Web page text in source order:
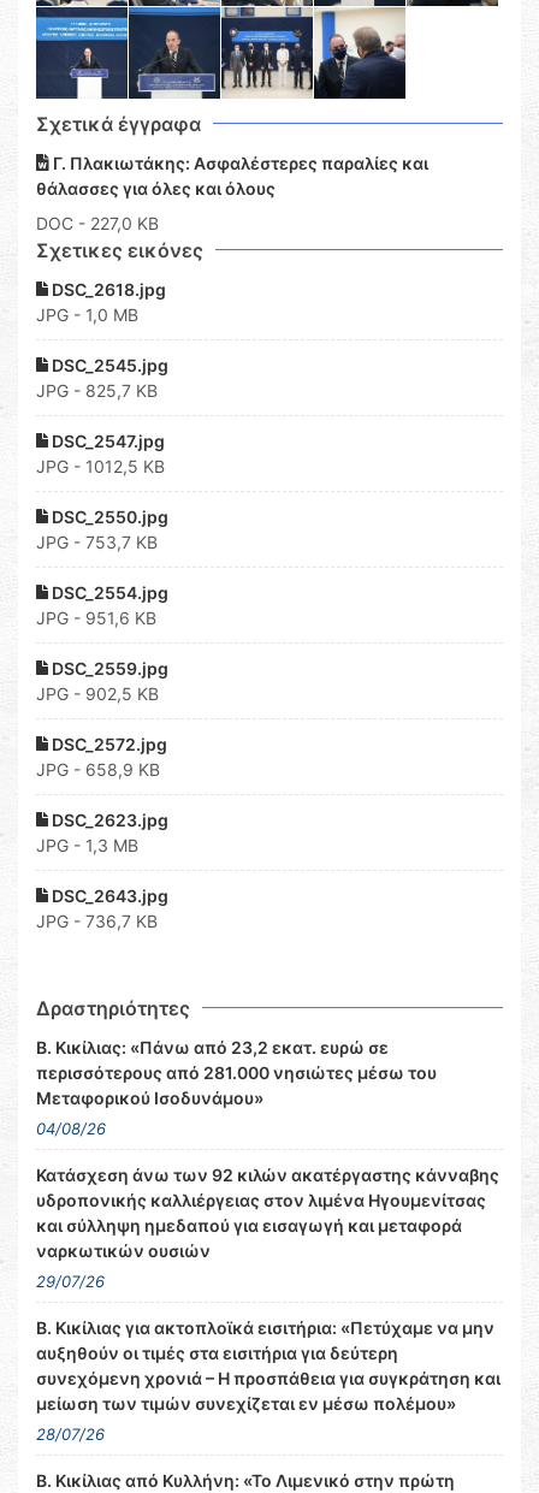
Σχετικά έγγραφα
Γ. Πλακιωτάκης: Ασφαλέστερες παραλίες και
θάλασσες για όλες και όλους
DOC - 227,0 KB
Σχετικες εικόνες
DSC_2618.jpg
JPG - 1,0 MB
DSC_2545.jpg
JPG - 825,7 KB
DSC_2547.jpg
JPG - 1012,5 KB
DSC_2550.jpg
JPG - 753,7 KB
DSC_2554.jpg
JPG - 951,6 KB
DSC_2559.jpg
JPG - 902,5 KB
DSC_2572.jpg
JPG - 658,9 KB
DSC_2623.jpg
JPG - 1,3 MB
DSC_2643.jpg
JPG - 736,7 KB
Δραστηριότητες
Β. Κικίλιας: «Πάνω από 23,2 εκατ. ευρώ σε
περισσότερους από 281.000 νησιώτες μέσω του
Μεταφορικού Ισοδυνάμου»
04/08/26
Κατάσχεση άνω των 92 κιλών ακατέργαστης κάνναβης
υδροπονικής καλλιέργειας στον λιμένα Ηγουμενίτσας
και σύλληψη ημεδαπού για εισαγωγή και μεταφορά
ναρκωτικών ουσιών
29/07/26
Β. Κικίλιας για ακτοπλοϊκά εισιτήρια: «Πετύχαμε να μην
αυξηθούν οι τιμές στα εισιτήρια για δεύτερη
συνεχόμενη χρονιά – Η προσπάθεια για συγκράτηση και
μείωση των τιμών συνεχίζεται εν μέσω πολέμου»
28/07/26
Β. Κικίλιας από Κυλλήνη: «Το Λιμενικό στην πρώτη